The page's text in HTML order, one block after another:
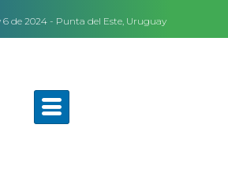
6 de 2024 - Punta del Este, Uruguay